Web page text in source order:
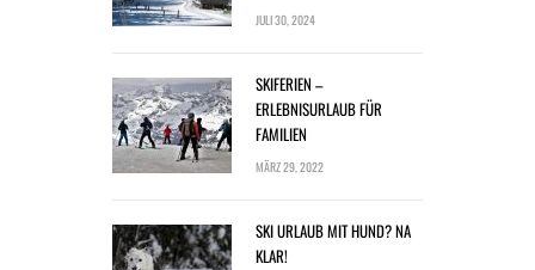
JULI 30, 2024
SKIFERIEN –
ERLEBNISURLAUB FÜR
FAMILIEN
MÄRZ 29, 2022
SKI URLAUB MIT HUND? NA
KLAR!